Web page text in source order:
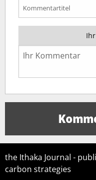
the Ithaka Journal -
carbon strategies